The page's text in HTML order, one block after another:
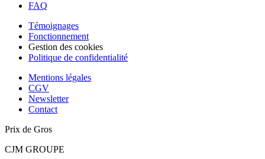
FAQ
Témoignages
Fonctionnement
Gestion des cookies
Politique de confidentialité
Mentions légales
CGV
Newsletter
Contact
Prix de Gros
CJM GROUPE